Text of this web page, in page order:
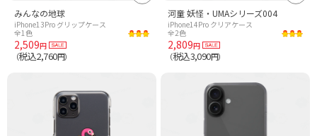
みんなの地球
iPhone13Pro グリップケース
全1色
2,509円
（税込2,760円）
河童 妖怪・UMAシリーズ004
iPhone14Pro クリアケース
全2色
2,809円
（税込3,090円）